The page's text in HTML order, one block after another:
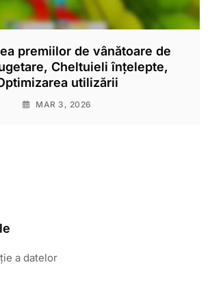
premiilor de vânătoare de
Cheltuieli înțelepte,
utilizării
MAR 3, 2026
a datelor